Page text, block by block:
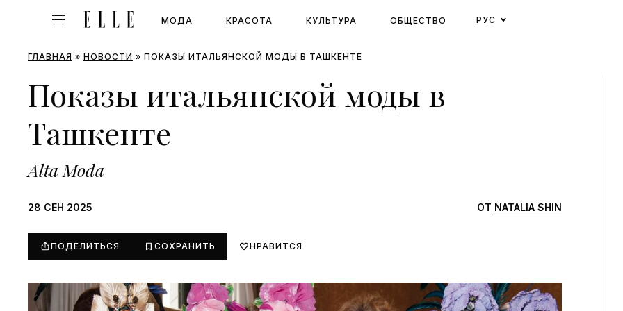
МОДА КРАСОТА КУЛЬТУРА ОБЩЕСТВО РУС
ГЛАВНАЯ » НОВОСТИ » ПОКАЗЫ ИТАЛЬЯНСКОЙ МОДЫ В ТАШКЕНТЕ
Показы итальянской моды в
Ташкенте
Alta Moda
28 СЕН 2025 ОТ NATALIA SHIN
ПОДЕЛИТЬСЯ СОХРАНИТЬ НРАВИТСЯ